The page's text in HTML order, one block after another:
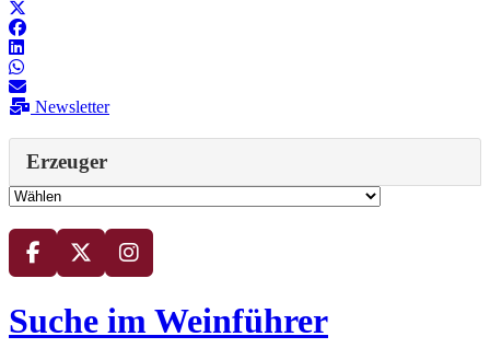
Newsletter
Erzeuger
Suche im Weinführer